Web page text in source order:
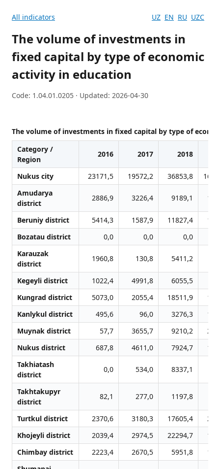
All indicators UZ EN RU UZC
The volume of investments in
fixed capital by type of economic
activity in education
Code: 1.04.01.0205 · Updated: 2026-04-30
The volume of investments in fixed capital by type of
Category /
Region
2016 2017 2018
Nukus city 23171,5 19572,2 36853,8
Amudarya
district
2886,9 3226,4 9189,1
Beruniy district 5414,3 1587,9 11827,4
Bozatau district
0,0 0,0
0,0
Karauzak
district
1960,8 130,8 5411,2
Kegeyli district 1022,4 4991,8 6055,5
Kungrad district
5073,0 2055,4 18511,9
Kanlykul district
495,6 96,0 3276,3
Muynak district
57,7 3655,7 9210,2
Nukus district
687,8 4611,0 7924,7
Takhiatash
district
0,0 534,0 8337,1
Takhtakupyr
district
82,1 277,0 1197,8
Turtkul district 2370,6 3180,3 17605,4
Khojeyli district
2039,4 2974,5 22294,7
Chimbay district
2223,4 2670,5 5951,8